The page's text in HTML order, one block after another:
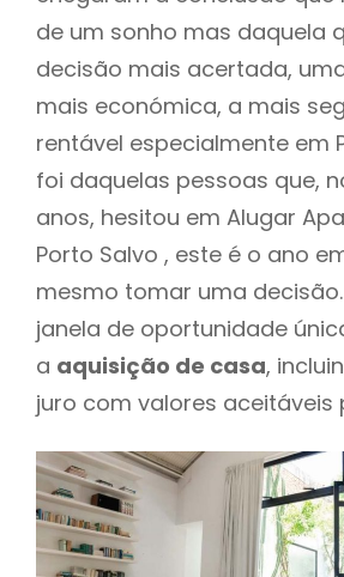
de um sonho mas daquela
decisão mais acertada,
mais económica, a mais
rentável especialmente em
foi daquelas pessoas que,
anos, hesitou em Alugar
Porto Salvo , este é o ano
mesmo tomar uma
janela de oportunidade
a aquisição de casa,
juro com valores aceitáveis